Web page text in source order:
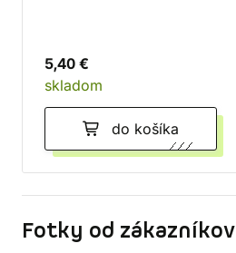
5,40 €
skladom
do košíka
Fotky od zákazníkov